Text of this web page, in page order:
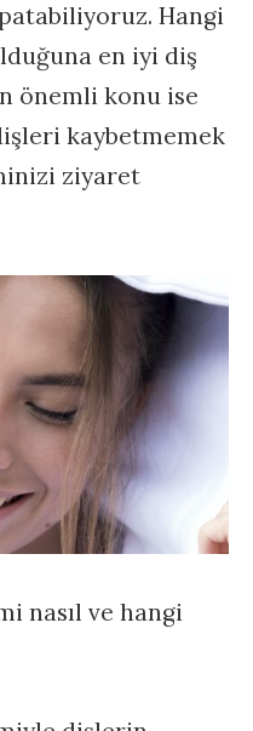
Hangi
en iyi diş
önemli konu ise
kaybetmemek
ziyaret
nasıl ve hangi